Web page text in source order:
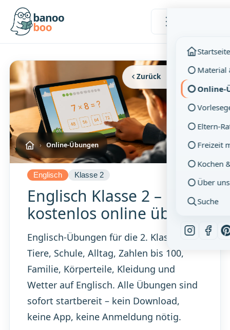
Startseite
Material
Online-
Eltern-
Freizeit
Kochen
Über uns
Suche
Zurück Vollbild
› Online-Übungen
Englisch Klasse 2
Englisch Klasse 2 –
kostenlos online üben
Englisch-Übungen für die 2. Klasse:
Tiere, Schule, Alltag, Zahlen bis 100,
Familie, Körperteile, Kleidung und
Wetter auf Englisch. Alle Übungen sind
sofort startbereit – kein Download,
keine App, keine Anmeldung nötig.